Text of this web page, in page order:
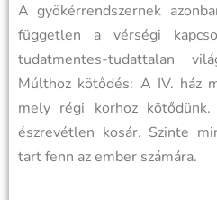
A gyökérrendszernek
független a vérségi
tudatmentes-tudattalan
Múlthoz kötődés: A IV. ház
mely régi korhoz
észrevétlen kosár. Szinte
tart fenn az ember számára.